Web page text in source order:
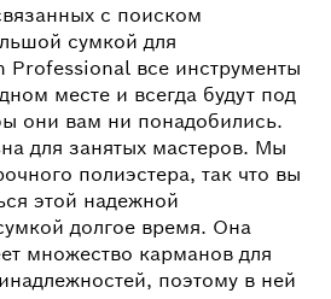
с поиском
сумкой для
Professional все инструменты
месте и всегда будут под
они вам ни понадобились.
для занятых мастеров. Мы
полиэстера, так что вы
этой надежной
долгое время. Она
множество карманов для
поэтому в ней